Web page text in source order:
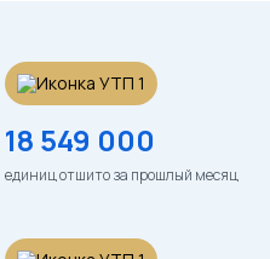
18 549 000
единиц отшито за прошлый месяц